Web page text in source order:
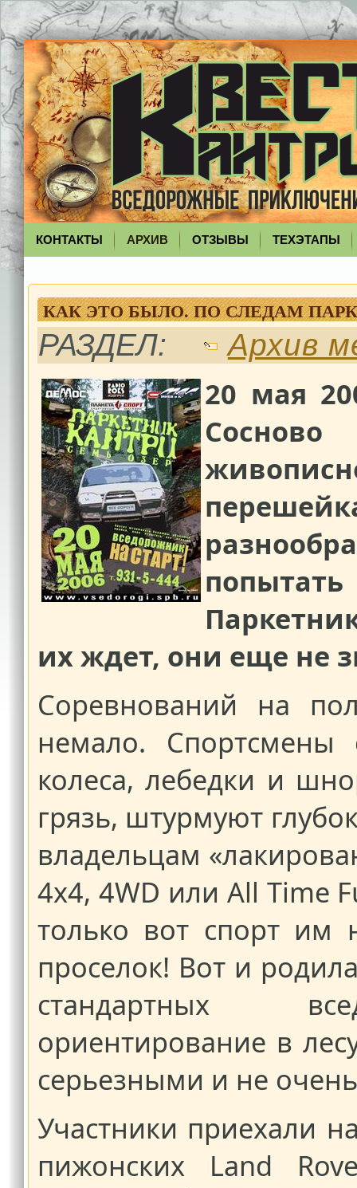
КОНТАКТЫ АРХИВ ОТЗЫВЫ ТЕХЭТАПЫ
КАК ЭТО БЫЛО. ПО СЛЕДАМ
РАЗДЕЛ: Архив
20 мая
их ждет, они еще не
Соревнований на
немало. Спортсмены
колеса, лебедки и
грязь, штурмуют
владельцам
4х4, 4WD или All Time
только вот спорт им
проселок! Вот и
стандартных
ориентирование в
серьезными и не
Участники приехали
пижонских Land